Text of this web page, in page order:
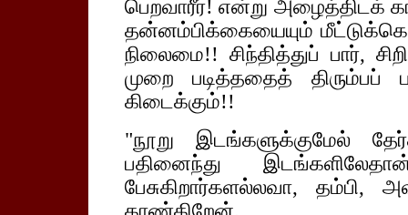
பெறவாரீர்! என்று அழைத்திடக்
தன்னம்பிக்கையையும்
நிலைமை!! சிந்தித்துப் பார்,
முறை படித்ததைத் திரும்பப்
கிடைக்கும்!!
"நூறு இடங்களுக்குமேல்
பதினைந்து
பேசுகிறார்களல்லவா,